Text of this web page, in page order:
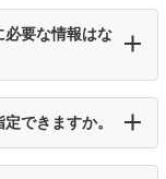
必要な情報はな
できますか。